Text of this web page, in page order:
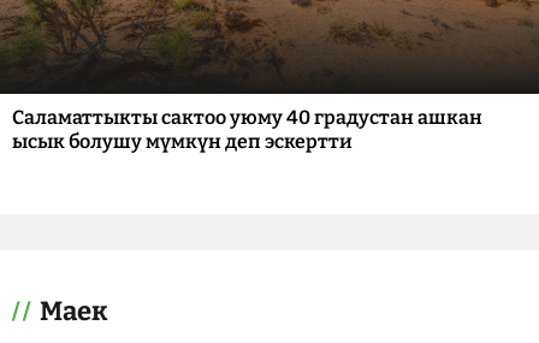
Саламаттыкты сактоо уюму 40 градустан ашкан
ысык болушу мүмкүн деп эскертти
Маек